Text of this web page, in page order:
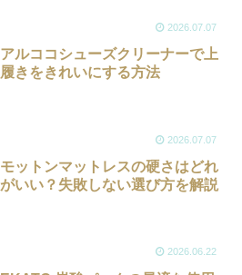
2026.07.07
アルココシューズクリーナーで上
履きをきれいにする方法
2026.07.07
モットンマットレスの硬さはどれ
がいい？失敗しない選び方を解説
2026.06.22